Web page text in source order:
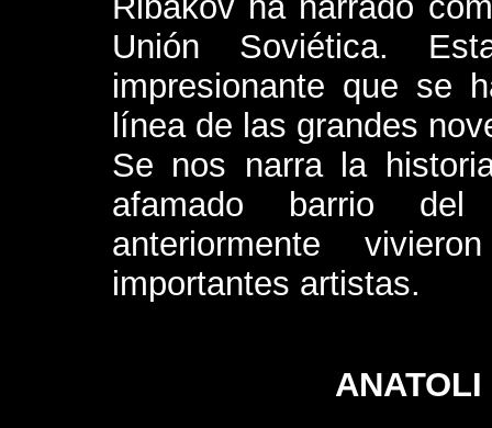
Unión Soviética.
impresionante que se
línea de las grandes
Se nos narra la
afamado barrio
anteriormente
importantes artistas.